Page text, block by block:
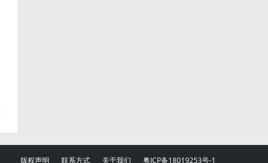
粤ICP备18019253号-1
关于我们
联系方式
版权声明